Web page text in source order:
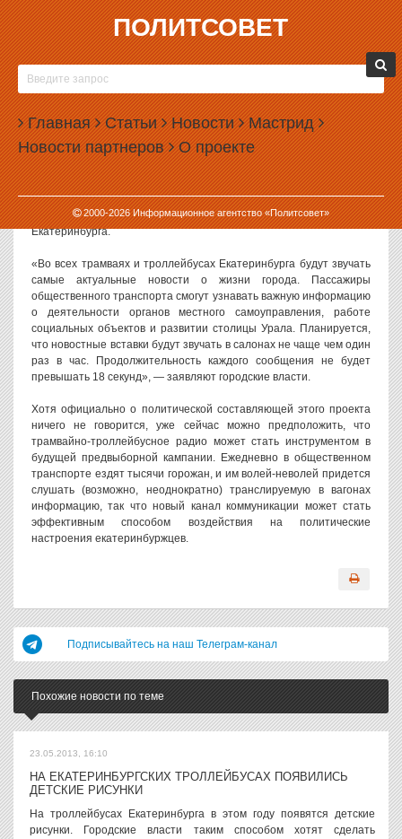
ПОЛИТСОВЕТ
Главная Статьи Новости Мастрид
Новости партнеров О проекте
2000-2026Информационное агентство «Политсовет»
15.09.2015, 09:24
ЕКАТЕРИНБУРГСКИЕ ТРАМВАИ ВКЛЮЧАЮТСЯ
В ПОЛИТИКУ
В екатеринбургских трамваях и троллейбусах будут
транслироваться информационные выпуски с новостями о жизни
города. Весьма вероятно, что новый канал информации будет
задействован в предвыборных целях.
О запуске нового проекта сообщает портал администрации
Екатеринбурга.
«Во всех трамваях и троллейбусах Екатеринбурга будут звучать
самые актуальные новости о жизни города. Пассажиры
общественного транспорта смогут узнавать важную информацию
о деятельности органов местного самоуправления, работе
социальных объектов и развитии столицы Урала. Планируется,
что новостные вставки будут звучать в салонах не чаще чем один
раз в час. Продолжительность каждого сообщения не будет
превышать 18 секунд», — заявляют городские власти.
Хотя официально о политической составляющей этого проекта
ничего не говорится, уже сейчас можно предположить, что
трамвайно-троллейбусное радио может стать инструментом в
будущей предвыборной кампании. Ежедневно в общественном
транспорте ездят тысячи горожан, и им волей-неволей придется
слушать (возможно, неоднократно) транслируемую в вагонах
информацию, так что новый канал коммуникации может стать
эффективным способом воздействия на политические
настроения екатеринбуржцев.
Подписывайтесь на наш Телеграм-канал
Похожие новости по теме
23.05.2013, 16:10
НА ЕКАТЕРИНБУРГСКИХ ТРОЛЛЕЙБУСАХ ПОЯВИЛИСЬ
ДЕТСКИЕ РИСУНКИ
На троллейбусах Екатеринбурга в этом году появятся детские
рисунки. Городские власти таким способом хотят сделать